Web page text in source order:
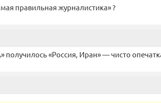
правильная журналистика» ?
получилось «Россия, Иран» — чисто